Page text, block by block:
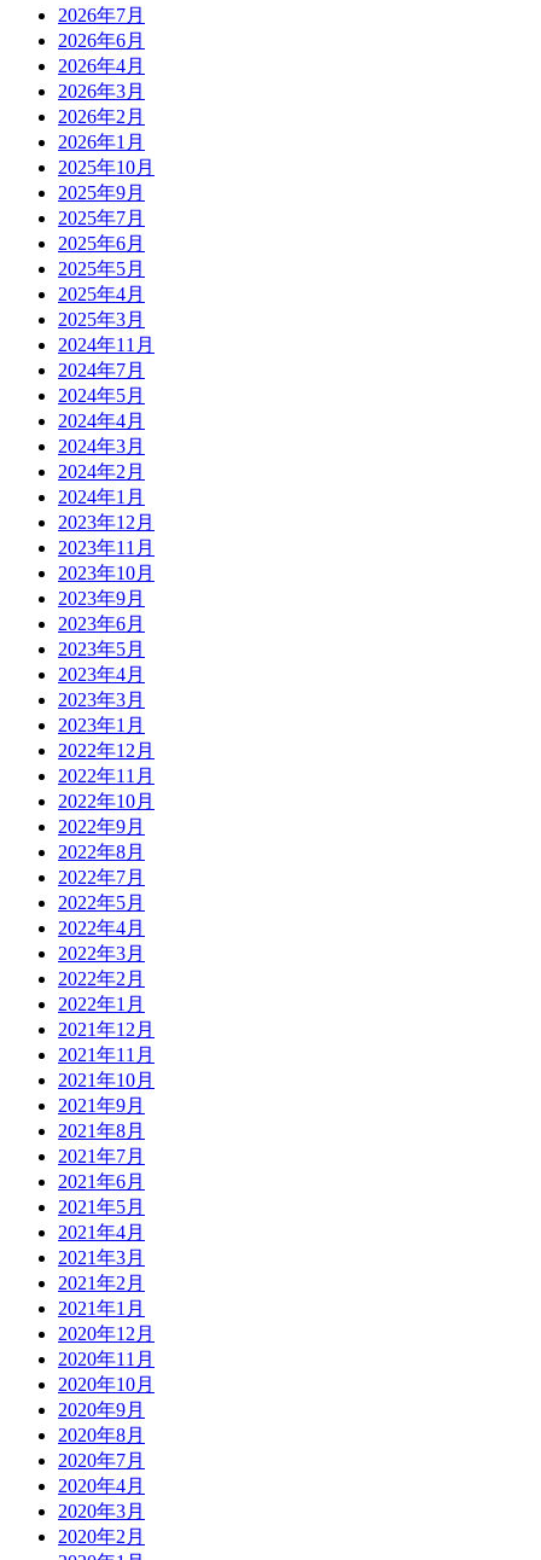
2026年7月
2026年6月
2026年4月
2026年3月
2026年2月
2026年1月
2025年10月
2025年9月
2025年7月
2025年6月
2025年5月
2025年4月
2025年3月
2024年11月
2024年7月
2024年5月
2024年4月
2024年3月
2024年2月
2024年1月
2023年12月
2023年11月
2023年10月
2023年9月
2023年6月
2023年5月
2023年4月
2023年3月
2023年1月
2022年12月
2022年11月
2022年10月
2022年9月
2022年8月
2022年7月
2022年5月
2022年4月
2022年3月
2022年2月
2022年1月
2021年12月
2021年11月
2021年10月
2021年9月
2021年8月
2021年7月
2021年6月
2021年5月
2021年4月
2021年3月
2021年2月
2021年1月
2020年12月
2020年11月
2020年10月
2020年9月
2020年8月
2020年7月
2020年4月
2020年3月
2020年2月